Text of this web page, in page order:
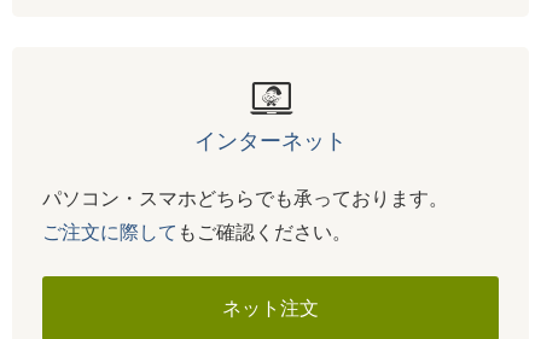
インターネット
パソコン・スマホどちらでも承っております。
ご注文に際して もご確認ください。
ネット注文